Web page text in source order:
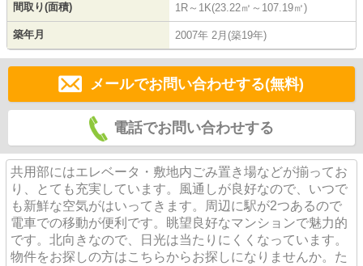
間取り(面積) 1R～1K(23.22㎡～107.19㎡)
築年月 2007年 2月(築19年)
メールでお問い合わせする(無料)
電話でお問い合わせする
共用部にはエレベータ・敷地内ごみ置き場などが揃ってお
り、とても充実しています。風通しが良好なので、いつで
も新鮮な空気がはいってきます。周辺に駅が2つあるので
電車での移動が便利です。眺望良好なマンションで魅力的
です。北向きなので、日光は当たりにくくなっています。
物件をお探しの方はこちらからお探しになりませんか。た